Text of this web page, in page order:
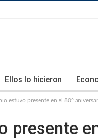
Ellos lo hicieron
estuvo presente en el 80°
presente